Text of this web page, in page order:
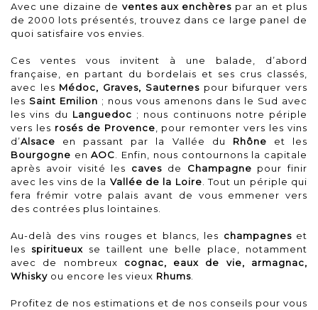
Avec une dizaine de ventes aux enchères par an et plus
de 2000 lots présentés, trouvez dans ce large panel de
quoi satisfaire vos envies.
Ces ventes vous invitent à une balade, d’abord
française, en partant du bordelais et ses crus classés,
avec les Médoc, Graves, Sauternespour bifurquer vers
les Saint Emilion ; nous vous amenons dans le Sud avec
les vins du Languedoc ; nous continuons notre périple
vers les rosés de Provence, pour remonter vers les vins
d’Alsace en passant par la Vallée du Rhône et les
Bourgogne enAOC. Enfin, nous contournons la capitale
après avoir visité les caves de Champagne pour finir
avec les vins de la Vallée de la Loire. Tout un périple qui
fera frémir votre palais avant de vous emmener vers
des contrées plus lointaines.
Au-delà des vins rouges et blancs, les champagneset
les spiritueux se taillent une belle place, notamment
avec de nombreux cognac, eaux de vie, armagnac,
Whisky ou encore les vieux Rhums.
Profitez de nos estimations et de nos conseils pour vous